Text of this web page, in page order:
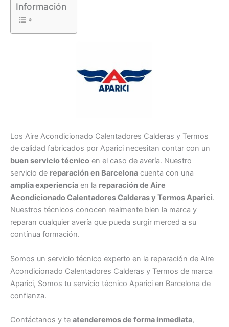
Información
Los Aire Acondicionado Calentadores Calderas y Termos
de calidad fabricados por Aparici necesitan contar con un
buen servicio técnico en el caso de avería. Nuestro
servicio de reparación en Barcelona cuenta con una
amplia experiencia en la reparación de Aire
Acondicionado Calentadores Calderas y Termos Aparici.
Nuestros técnicos conocen realmente bien la marca y
reparan cualquier avería que pueda surgir merced a su
contínua formación.
Somos un servicio técnico experto en la reparación de Aire
Acondicionado Calentadores Calderas y Termos de marca
Aparici, Somos tu servicio técnico Aparici en Barcelona de
confianza.
Contáctanos y te atenderemos de forma inmediata,